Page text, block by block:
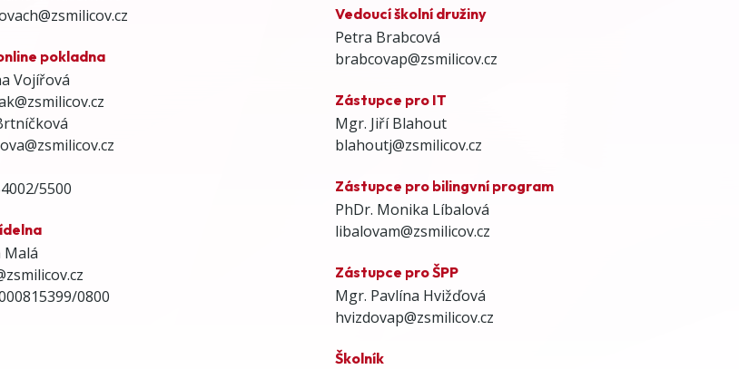
pokladna
Vojířová
5500
Malá
0800
Vedoucí školní družiny
Petra Brabcová
brabcovap@zsmilicov.cz
Zástupce pro IT
Mgr. Jiří Blahout
blahoutj@zsmilicov.cz
Zástupce pro bilingvní program
PhDr. Monika Líbalová
libalovam@zsmilicov.cz
Zástupce pro ŠPP
Mgr. Pavlína Hvižďová
hvizdovap@zsmilicov.cz
Školník